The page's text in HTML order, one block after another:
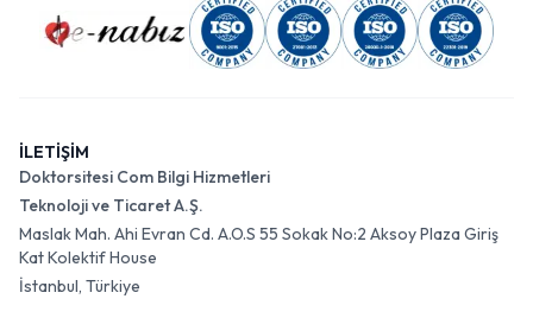
İLETİŞİM
Doktorsitesi Com Bilgi Hizmetleri
Teknoloji ve Ticaret A.Ş.
Maslak Mah. Ahi Evran Cd. A.O.S 55 Sokak No:2 Aksoy Plaza Giriş
Kat Kolektif House
İstanbul, Türkiye